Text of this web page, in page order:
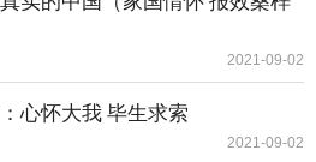
2021-09-02
心怀大我 毕生求索
2021-09-02